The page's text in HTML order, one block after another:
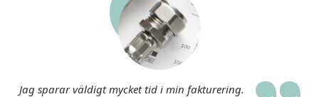
Jag sparar väldigt mycket tid i min fakturering.